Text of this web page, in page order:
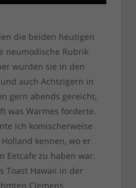
die beiden heutigen
neumodische Rubrik
wurden sie in den
auch Achtzigern in
gern abends gereicht,
was Warmes forderte.
ich komischerweise
kennen, wo er
Eetcafe zu haben war.
Toast Hawaii in der
Clemens